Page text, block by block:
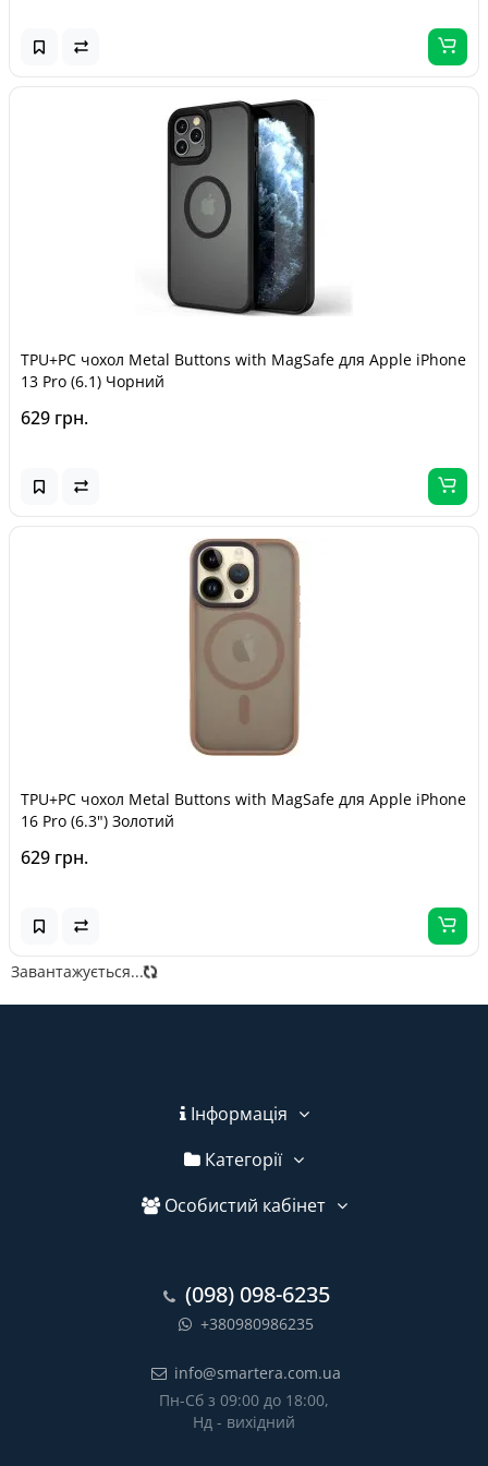
TPU+PC чохол Metal Buttons with MagSafe для Apple iPhone
13 Pro (6.1) Чорний
629 грн.
TPU+PC чохол Metal Buttons with MagSafe для Apple iPhone
16 Pro (6.3") Золотий
629 грн.
Завантажується...
Інформація
Категорії
Особистий кабінет
(098) 098-6235
+380980986235
info@smartera.com.ua
Пн-Сб з 09:00 до 18:00,
Нд - вихідний